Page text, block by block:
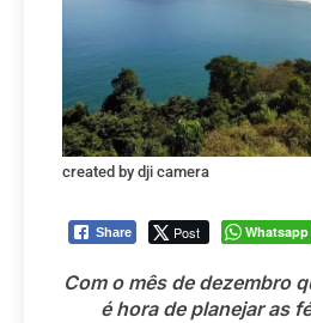
created by dji camera
Share Post Whatsapp
Com o mês de dezembro
é hora de planejar as